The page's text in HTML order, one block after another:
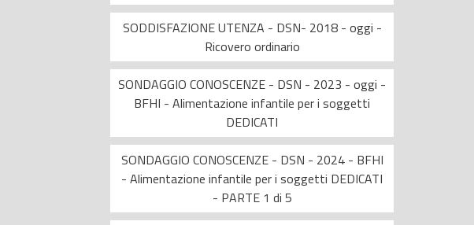
SODDISFAZIONE UTENZA - DSN- 2018 - oggi -
Ricovero ordinario
SONDAGGIO CONOSCENZE - DSN - 2023 - oggi -
BFHI - Alimentazione infantile per i soggetti
DEDICATI
SONDAGGIO CONOSCENZE - DSN - 2024 - BFHI
- Alimentazione infantile per i soggetti DEDICATI
- PARTE 1 di 5